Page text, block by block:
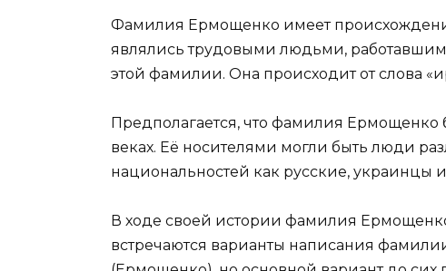
Фамилия Ермощенко имеет
являлись трудовыми людьми,
этой фамилии. Она происходит от слова
Предполагается, что фамилия Ермощенко
веках. Её носителями могли быть люди
национальностей как русские, украинцы
В ходе своей истории фамилия
встречаются варианты написания